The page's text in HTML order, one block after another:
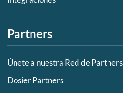
Partners
Únete a nuestra Red de Partners
Dosier Partners